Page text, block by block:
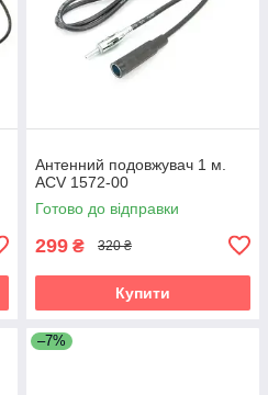
Антенний подовжувач 1 м.
ACV 1572-00
Готово до відправки
299 ₴ 320 ₴
Купити
–7%